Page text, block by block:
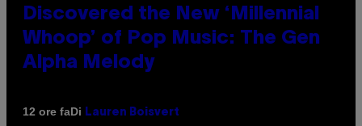
Discovered the New ‘Millennial
Whoop’ of Pop Music: The Gen
Alpha Melody
12 ore faDi Lauren Boisvert